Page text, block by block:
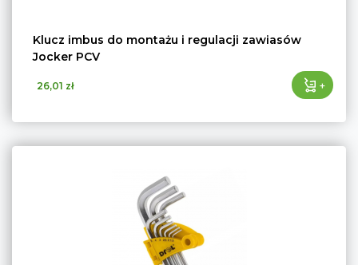
Klucz imbus do montażu i regulacji zawiasów
Jocker PCV
26,01 zł +